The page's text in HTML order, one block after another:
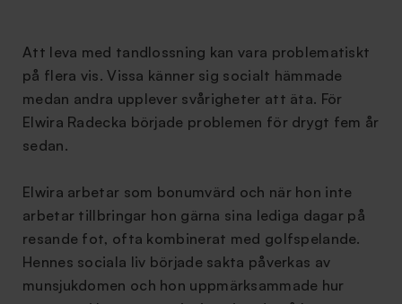
Att leva med tandlossning kan vara problematiskt
på flera vis. Vissa känner sig socialt hämmade
medan andra upplever svårigheter att äta. För
Elwira Radecka började problemen för drygt fem år
sedan.
Elwira arbetar som bonumvärd och när hon inte
arbetar tillbringar hon gärna sina lediga dagar på
resande fot, ofta kombinerat med golfspelande.
Hennes sociala liv började sakta påverkas av
munsjukdomen och hon uppmärksammade hur